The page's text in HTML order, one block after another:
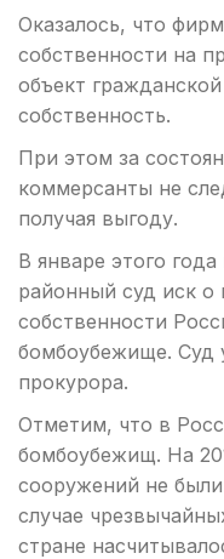
Оказалось, что
собственности на
объект
собственность.
При этом за
коммерсанты не
получая выгоду.
В январе этого
районный суд иск о
собственности
бомбоубежище. Суд
прокурора.
Отметим, что в
бомбоубежищ. На
сооружений не
случае
стране